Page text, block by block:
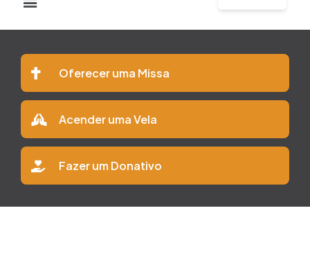
Oferecer uma Missa
Acender uma Vela
Fazer um Donativo